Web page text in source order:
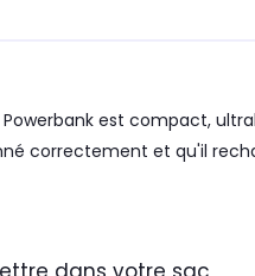
Powerbank est compact,
correctement et qu'il